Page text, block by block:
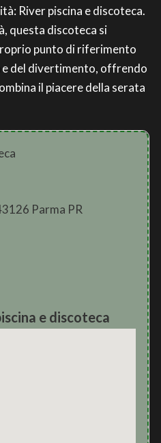
River piscina e discoteca.
questa discoteca si
punto di riferimento
e del divertimento, offrendo
il piacere della serata
Parma PR
e discoteca